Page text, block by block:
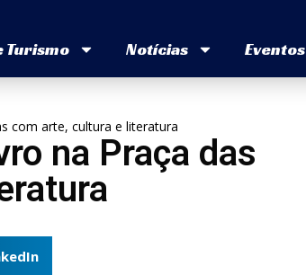
Turismo Notícias Eventos
com arte, cultura e literatura
na Praça das